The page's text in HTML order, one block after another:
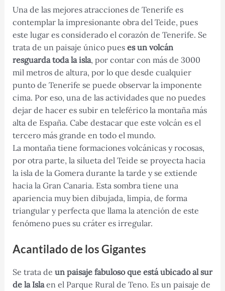
Una de las mejores atracciones de Tenerife es
contemplar la impresionante obra del Teide, pues
este lugar es considerado el corazón de Tenerife. Se
trata de un paisaje único pues es un volcán
resguarda toda la isla, por contar con más de 3000
mil metros de altura, por lo que desde cualquier
punto de Tenerife se puede observar la imponente
cima. Por eso, una de las actividades que no puedes
dejar de hacer es subir en teleférico la montaña más
alta de España. Cabe destacar que este volcán es el
tercero más grande en todo el mundo.
La montaña tiene formaciones volcánicas y rocosas,
por otra parte, la silueta del Teide se proyecta hacia
la isla de la Gomera durante la tarde y se extiende
hacia la Gran Canaria. Esta sombra tiene una
apariencia muy bien dibujada, limpia, de forma
triangular y perfecta que llama la atención de este
fenómeno pues su cráter es irregular.
Acantilado de los Gigantes
Se trata de un paisaje fabuloso que está ubicado al sur
de la Islaen el Parque Rural de Teno. Es un paisaje de